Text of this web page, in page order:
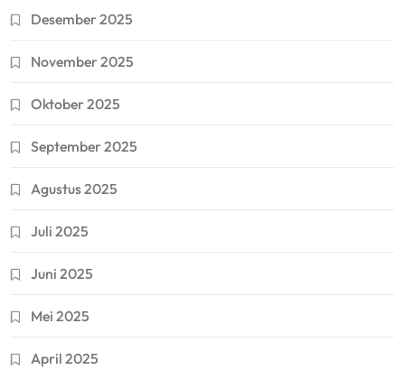
Desember 2025
November 2025
Oktober 2025
September 2025
Agustus 2025
Juli 2025
Juni 2025
Mei 2025
April 2025